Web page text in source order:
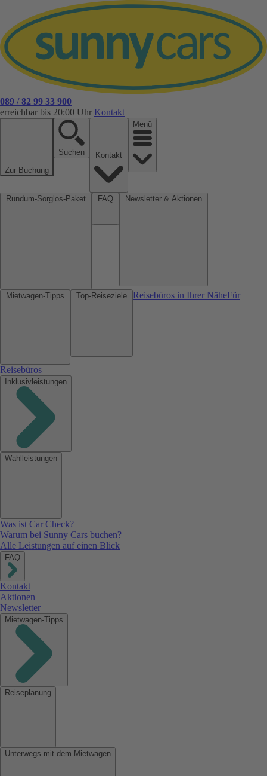
089 / 82 99 33 900
erreichbar bis 20:00 Uhr Kontakt
Zur Buchung
Suchen
Menü
Reisebüros in Ihrer NäheFür
Reisebüros
Inklusivleistungen
Wahlleistungen
Was ist Car Check?
Warum bei Sunny Cars buchen?
Alle Leistungen auf einen Blick
FAQ
Kontakt
Aktionen
Newsletter
Mietwagen-Tipps
Reiseplanung
Unterwegs mit dem Mietwagen